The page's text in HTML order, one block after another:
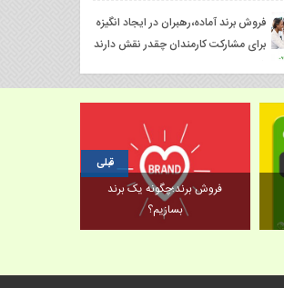
فروش برند آماده،رهبران در ایجاد انگیزه
برای مشارکت کارمندان چقدر نقش دارند
فروش برند؛چگونه یک برند
بسازیم؟
قبلی